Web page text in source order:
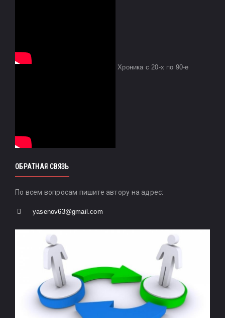
Хроника с 20-х по 90-е
ОБРАТНАЯ СВЯЗЬ
По всем вопросам пишите автору на адрес:
yasenov63@gmail.com